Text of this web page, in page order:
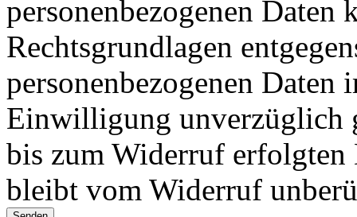
personenbezogenen Daten
Rechtsgrundlagen
personenbezogenen
Einwilligung unverzüglich
bis zum Widerruf erfolgten
bleibt vom Widerruf